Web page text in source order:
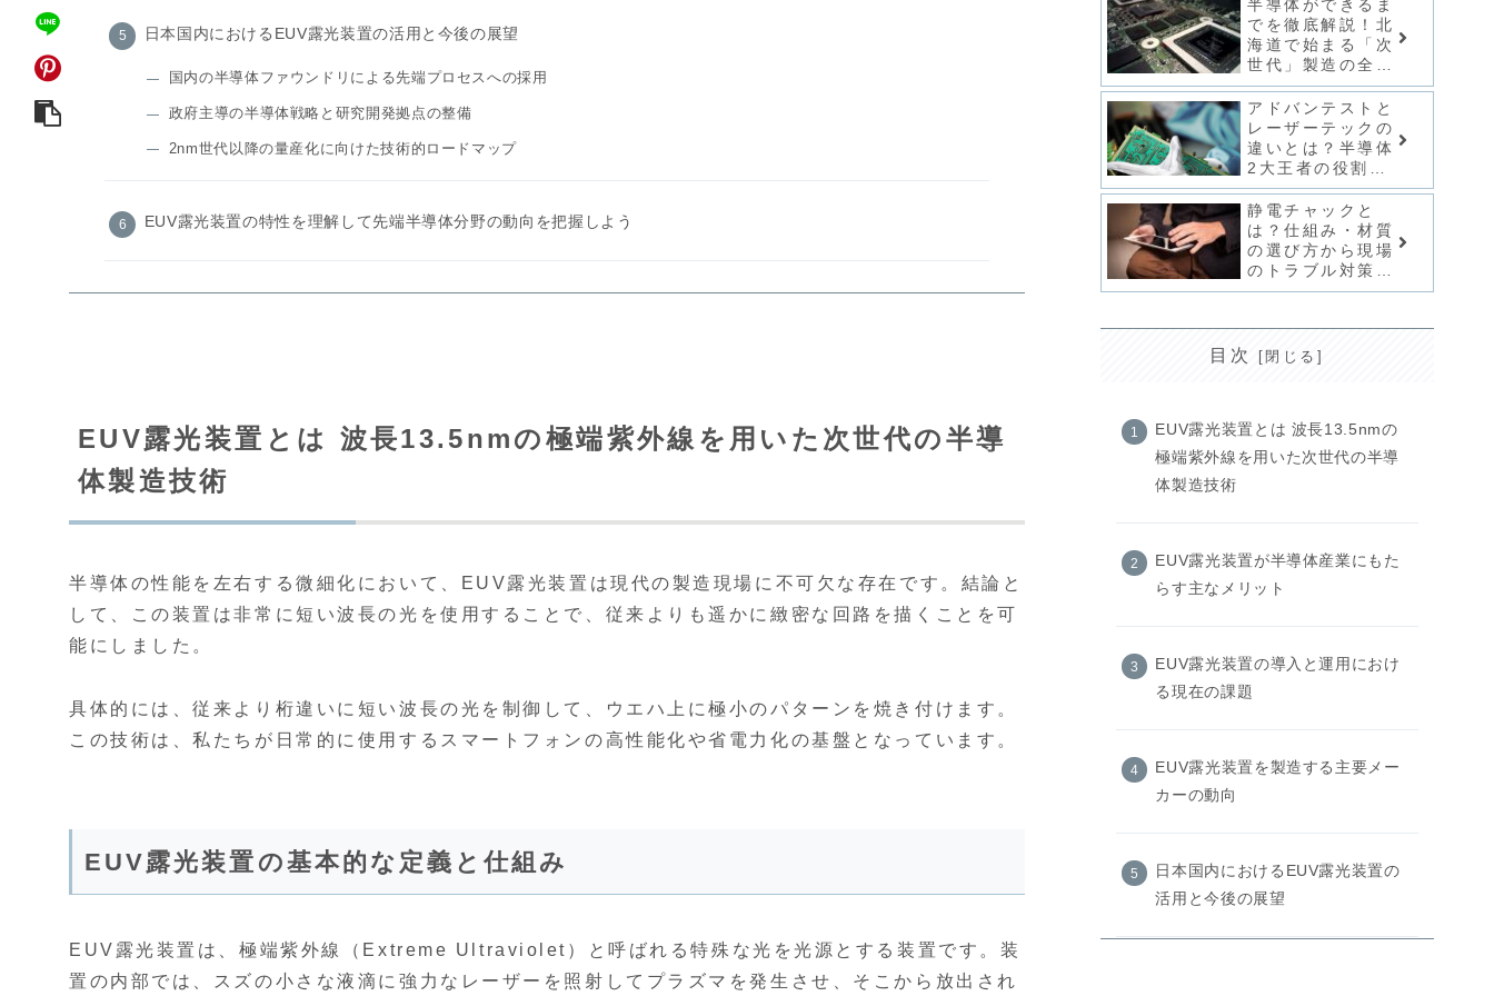
日本国内におけるEUV露光装置の活用と今後の展望
国内の半導体ファウンドリによる先端プロセスへの採用
政府主導の半導体戦略と研究開発拠点の整備
2nm世代以降の量産化に向けた技術的ロードマップ
EUV露光装置の特性を理解して先端半導体分野の動向を把握しよう
EUV露光装置とは 波長13.5nmの極端紫外線を用いた次世代の半導
体製造技術
半導体の性能を左右する微細化において、EUV露光装置は現代の製造現場に不可欠な存在です。結論と
して、この装置は非常に短い波長の光を使用することで、従来よりも遥かに緻密な回路を描くことを可
能にしました。
具体的には、従来より桁違いに短い波長の光を制御して、ウエハ上に極小のパターンを焼き付けます。
この技術は、私たちが日常的に使用するスマートフォンの高性能化や省電力化の基盤となっています。
EUV露光装置の基本的な定義と仕組み
EUV露光装置は、極端紫外線（Extreme Ultraviolet）と呼ばれる特殊な光を光源とする装置です。装
置の内部では、スズの小さな液滴に強力なレーザーを照射してプラズマを発生させ、そこから放出され
半導体ができるま
でを徹底解説！北
海道で始まる「次
世代」製造の全工
程
アドバンテストと
レーザーテックの
違いとは？半導体
2大王者の役割や
強みを徹底比較
静電チャックと
は？仕組み・材質
の選び方から現場
のトラブル対策ま
で解説
目次
EUV露光装置とは 波長13.5nmの
極端紫外線を用いた次世代の半導
体製造技術
EUV露光装置が半導体産業にもた
らす主なメリット
EUV露光装置の導入と運用におけ
る現在の課題
EUV露光装置を製造する主要メー
カーの動向
日本国内におけるEUV露光装置の
活用と今後の展望